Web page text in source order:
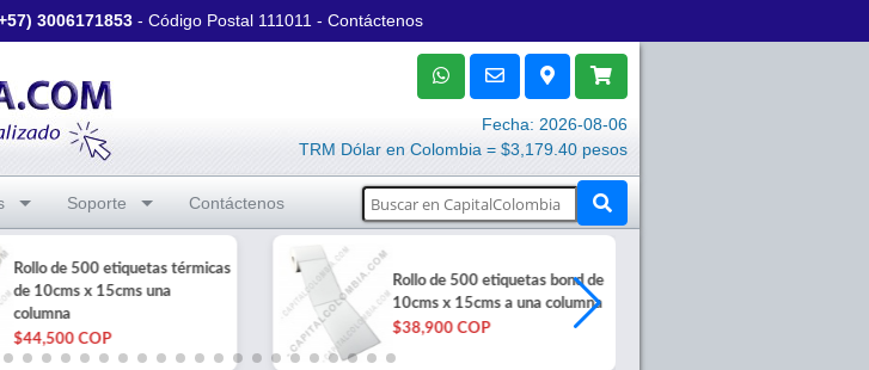
3006171853 - Código Postal 111011 - Contáctenos
Fecha: 2026-08-06
TRM Dólar en Colombia = $3,179.40 pesos
Soporte Contáctenos
Rollo de 500 etiquetas térmicas
de 10cms x 15cms una
columna
$44,500 COP
Rollo de 500 etiquetas bond de
10cms x 15cms a una columna
$38,900 COP